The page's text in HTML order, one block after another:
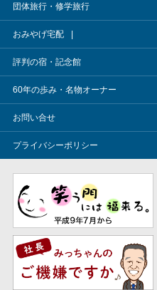
団体旅行・修学旅行
おみやげ宅配
評判の宿・記念館
60年の歩み・名物オーナー
お問い合せ
プライバシーポリシー